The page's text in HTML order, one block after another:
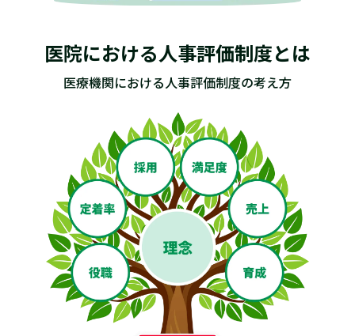
医院における人事評価制度とは
医療機関における人事評価制度の考え方